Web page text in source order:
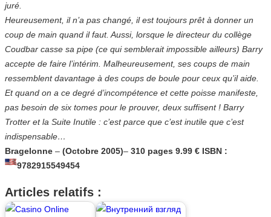
juré.
Heureusement, il n’a pas changé, il est toujours prêt à donner un
coup de main quand il faut. Aussi, lorsque le directeur du collège
Coudbar casse sa pipe (ce qui semblerait impossible ailleurs) Barry
accepte de faire l’intérim. Malheureusement, ses coups de main
ressemblent davantage à des coups de boule pour ceux qu’il aide.
Et quand on a ce degré d’incompétence et cette poisse manifeste,
pas besoin de six tomes pour le prouver, deux suffisent ! Barry
Trotter et la Suite Inutile : c’est parce que c’est inutile que c’est
indispensable…
Bragelonne – (Octobre 2005)– 310 pages 9.99 € ISBN :
9782915549454
Articles relatifs :